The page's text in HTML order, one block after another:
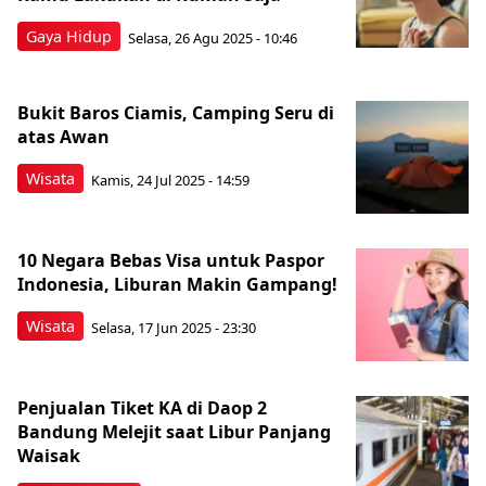
Gaya Hidup Selasa, 26 Agu 2025 - 10:46
Wisata
Bukit Baros Ciamis, Camping Seru di
atas Awan
Kamis, 24 Jul 2025 - 14:59
Wisata
10 Negara Bebas Visa untuk Paspor
Indonesia, Liburan Makin Gampang!
Selasa, 17 Jun 2025 - 23:30
Penjualan Tiket KA di Daop 2
Bandung Melejit saat Libur Panjang
Waisak